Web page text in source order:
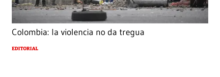
Colombia: la violencia no da tregua
EDITORIAL